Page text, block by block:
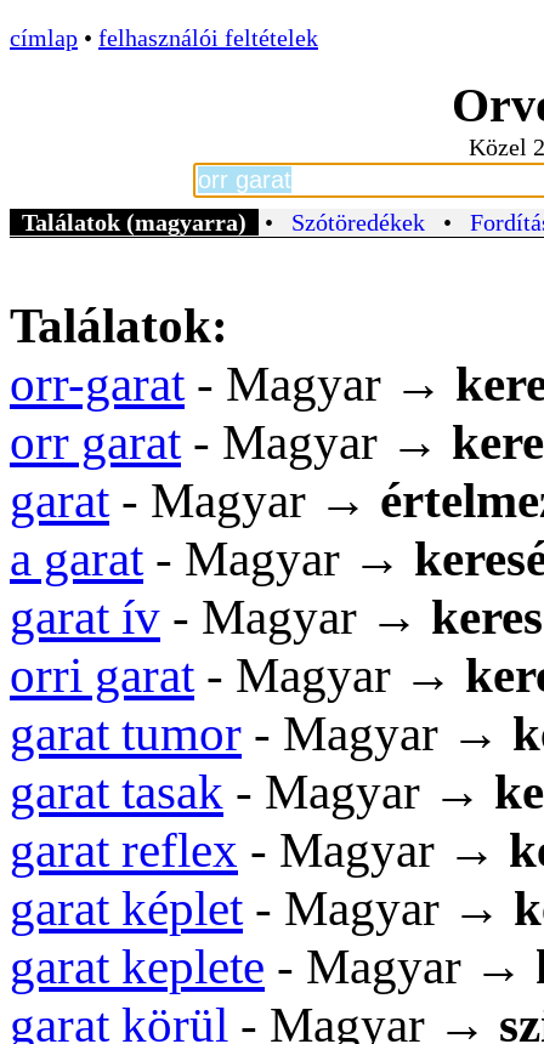
címlap • felhasználói feltételek
Közel
Találatok (magyarra) • Szótöredékek •
Találatok:
orr-garat- Magyar →
orr garat- Magyar →
garat- Magyar →
a garat- Magyar →
garat ív - Magyar →
orri garat- Magyar →
garat tumor - Magyar →
garat tasak - Magyar →
garat reflex - Magyar →
garat képlet- Magyar →
garat keplete - Magyar →
garat körül - Magyar →